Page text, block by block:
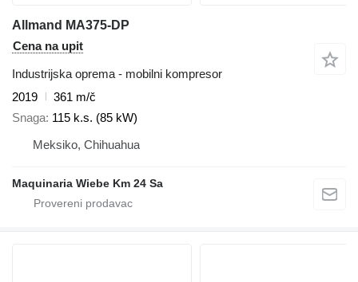
Allmand MA375-DP
Cena na upit
Industrijska oprema - mobilni kompresor
2019
361 m/č
Snaga 115 k.s. (85 kW)
Meksiko, Chihuahua
Maquinaria Wiebe Km 24 Sa